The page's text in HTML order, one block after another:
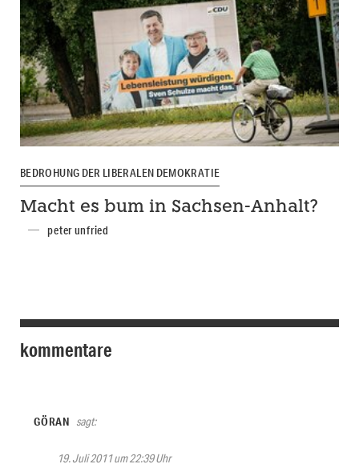
BEDROHUNG DER LIBERALEN DEMOKRATIE
Macht es bum in Sachsen-Anhalt?
peter unfried
kommentare
GÖRAN sagt:
19. Juli 2011 um 22:39 Uhr